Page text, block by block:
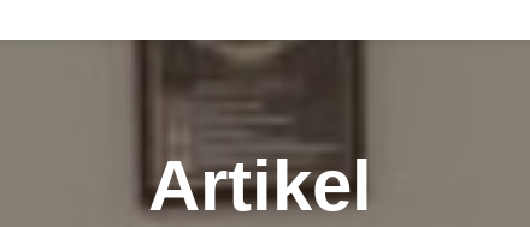
English for Specific Purposes
Persiapan TOEFL/IELTS
Artikel